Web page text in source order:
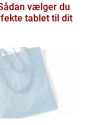
vælger du
tablet til dit